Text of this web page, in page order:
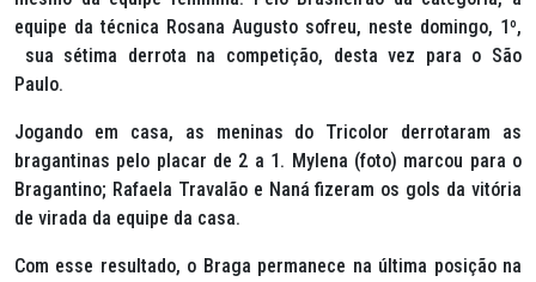
equipe da técnica Rosana Augusto sofreu, neste domingo, 1º,
sua sétima derrota na competição, desta vez para o São
Paulo.
Jogando em casa, as meninas do Tricolor derrotaram as
bragantinas pelo placar de 2 a 1. Mylena (foto) marcou para o
Bragantino; Rafaela Travalão e Naná fizeram os gols da vitória
de virada da equipe da casa.
Com esse resultado, o Braga permanece na última posição na